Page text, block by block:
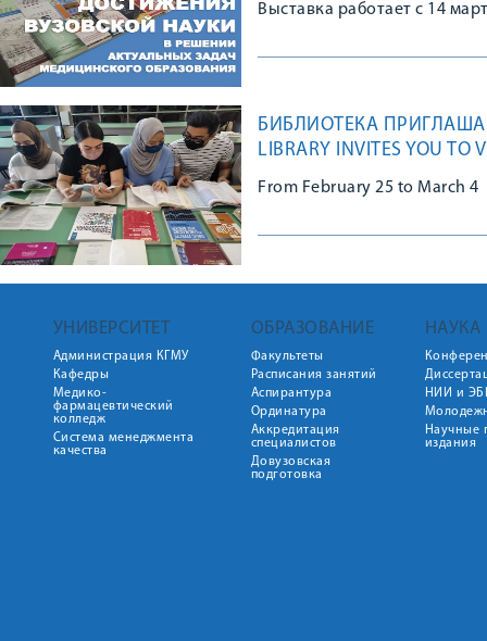
Выставка работает с 14
БИБЛИОТЕКА
LIBRARY INVITES YOU TO
PHARMACOLOGY"
From February 25 to March 4
УНИВЕРСИТЕТ
Администрация КГМУ
Кафедры
Медико-
фармацевтический
колледж
Система менеджмента
качества
ОБРАЗОВАНИЕ
Факультеты
Расписания занятий
Аспирантура
Ординатура
Аккредитация
специалистов
Довузовская
подготовка
НАУКА
НИИ и
Научные
издания